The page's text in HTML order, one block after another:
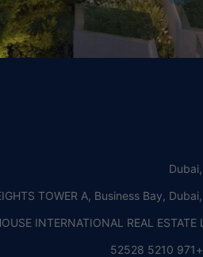
TOWER A, Business Bay,
INTERNATIONAL REAL ESTATE
+971 5210 52528